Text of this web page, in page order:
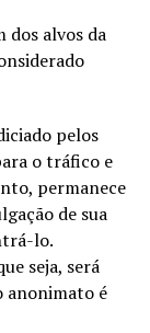
dos alvos da
pelos
o tráfico e
permanece
de sua
lo.
seja, será
anonimato é